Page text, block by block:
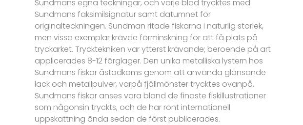
Sundmans egna teckningar, och varje blad trycktes med
Sundmans faksimilsignatur samt datumnet för
originalteckningen. Sundman ritade fiskarna i naturlig storlek,
men vissa exemplar krävde förminskning för att få plats på
tryckarket. Trycktekniken var ytterst krävande; beroende på art
applicerades 8-12 färglager. Den unika metalliska lystern hos
Sundmans fiskar åstadkoms genom att använda glänsande
lack och metallpulver, varpå fjällmönster trycktes ovanpå.
Sundmans fiskar anses vara bland de finaste fiskillustrationer
som någonsin tryckts, och de har rönt internationell
uppskattning ända sedan de först publicerades.